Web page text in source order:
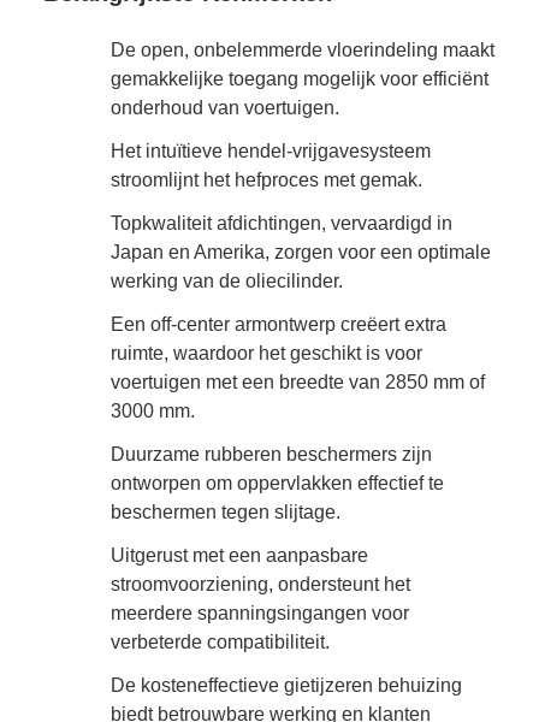
De open, onbelemmerde vloerindeling maakt
gemakkelijke toegang mogelijk voor efficiënt
onderhoud van voertuigen.
Het intuïtieve hendel-vrijgavesysteem
stroomlijnt het hefproces met gemak.
Topkwaliteit afdichtingen, vervaardigd in
Japan en Amerika, zorgen voor een optimale
werking van de oliecilinder.
Een off-center armontwerp creëert extra
ruimte, waardoor het geschikt is voor
voertuigen met een breedte van 2850 mm of
3000 mm.
Duurzame rubberen beschermers zijn
ontworpen om oppervlakken effectief te
beschermen tegen slijtage.
Uitgerust met een aanpasbare
stroomvoorziening, ondersteunt het
meerdere spanningsingangen voor
verbeterde compatibiliteit.
De kosteneffectieve gietijzeren behuizing
biedt betrouwbare werking en klanten